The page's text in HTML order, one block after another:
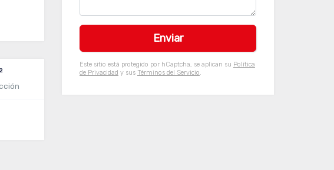
Este sitio está protegido por hCaptcha, se aplican su Política
de Privacidad y sus Términos del Servicio.